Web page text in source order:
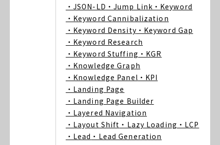
・JSON-LD ・Jump Link ・Keyword
・Keyword Cannibalization
・Keyword Density ・Keyword Gap
・Keyword Research
・Keyword Stuffing ・KGR
・Knowledge Graph
・Knowledge Panel ・KPI
・Landing Page
・Landing Page Builder
・Layered Navigation
・Layout Shift ・Lazy Loading ・LCP
・Lead ・Lead Generation